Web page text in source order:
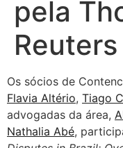
pela
Reuters
Os sócios de
Flavia Altério, Tiago
advogadas da área,
Nathalia Abé,